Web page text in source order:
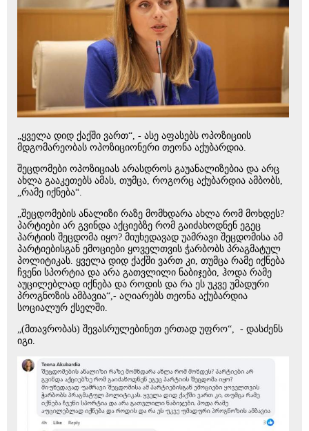
„ყველა დიდ ქაქში ვართ“, - ასე აფასებს ოპოზიციის
მდგომარეობას ოპოზიციონერი თეონა აქუბარდია.
შეცდომები ოპოზიციას არასდროს გაუანალიზებია და არც
ახლა გააკეთებს ამას, თუმცა, როგორც აქუბარდია ამბობს,
„რამე იქნება“.
„შეცდომების ანალიზი რაზე მომხდარა ახლა რომ მოხდეს?
პარტიები არ გვინდა აქციებზე რომ გაიძახოდნენ ეგეც
პარტიის შეცდომა იყო? მიუხედავად უამრავი შეცდომისა ამ
პარტიებისგან ემოციები ყოველთვის ჭარბობს პრაგმატულ
პოლიტიკას. ყველა დიდ ქაქში ვართ კი, თუმცა რამე იქნება
ჩვენი სპორტია და არა გათვლილი ნაბიჯები, ჰოდა რამე
აუცილებლად იქნება და როდის და რა ეს უკვე უმადური
პროგნოზის ამბავია“,- აღიარებს თეონა აქუბარდია
სოციალურ ქსელში.
„(მთავრობას) შევასრულებინეთ ერთად უფრო“, - დასძენს
იგი.